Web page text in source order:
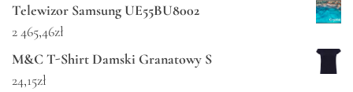
Telewizor Samsung UE55BU8002
2 465,46zł
M&C T-Shirt Damski Granatowy S
24,15zł